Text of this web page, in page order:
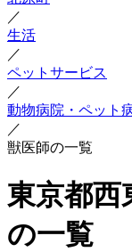
／
生活
／
ペットサービス
／
動物病院・ペット
／
獣医師の一覧
東京都西
の一覧